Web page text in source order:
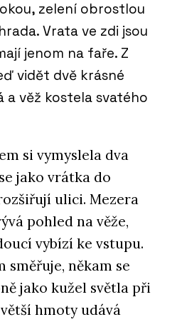
zelení obrostlou
Vrata ve zdi jsou
jenom na faře. Z
vidět dvě krásné
a věž kostela svatého
si vymyslela dva
jako vrátka do
ulici. Mezera
pohled na věže,
vybízí ke vstupu.
směřuje, někam se
jako kužel světla při
hmoty udává